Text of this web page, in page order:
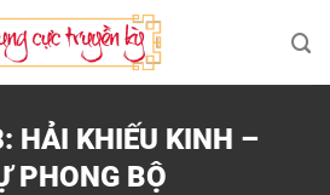
HẢI KHIẾU KINH –
PHONG BỘ